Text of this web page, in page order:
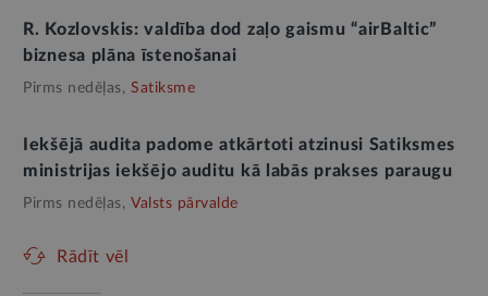
R. Kozlovskis: valdība dod zaļo gaismu “airBaltic”
biznesa plāna īstenošanai
Pirms nedēļas, Satiksme
Iekšējā audita padome atkārtoti atzinusi Satiksmes
ministrijas iekšējo auditu kā labās prakses paraugu
Pirms nedēļas, Valsts pārvalde
Rādīt vēl